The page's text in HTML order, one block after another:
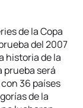
de la Copa
del 2007
historia de la
prueba será
36 países
de la